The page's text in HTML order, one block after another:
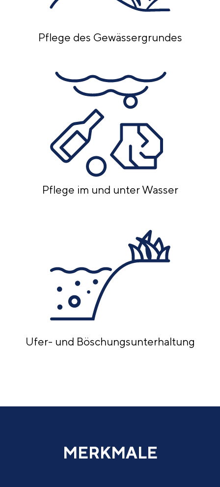
Pflege des Gewässergrundes
Pflege im und unter Wasser
Ufer- und Böschungs­unterhaltung
MERKMALE